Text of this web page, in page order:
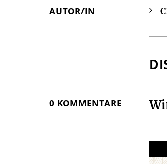
Überschrift
AUTOR/IN
0 KOMMENTARE